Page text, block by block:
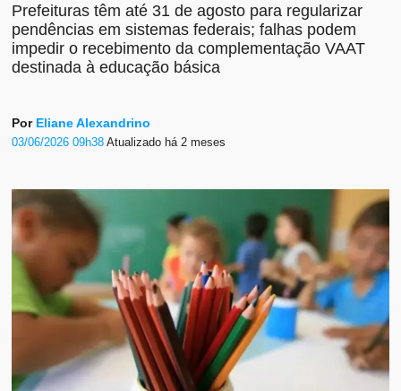
Prefeituras têm até 31 de agosto para regularizar
pendências em sistemas federais; falhas podem
impedir o recebimento da complementação VAAT
destinada à educação básica
Por Eliane Alexandrino
03/06/2026 09h38Atualizado há 2 meses